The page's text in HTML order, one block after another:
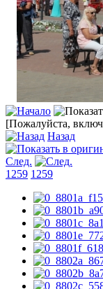
[Пожалуйста,
Назад
След.
1259 1259